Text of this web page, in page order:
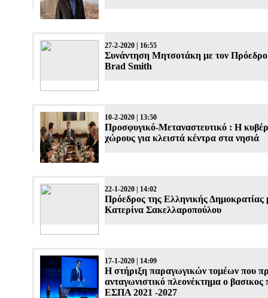
27-2-2020 | 16:55
Συνάντηση Μητσοτάκη με τον
Brad Smith
10-2-2020 | 13:50
Προσφυγικό-Μεταναστευτικό : Η
χώρους για κλειστά κέντρα στα νησιά
22-1-2020 | 14:02
Πρόεδρος της Ελληνικής
Κατερίνα Σακελλαροπούλου
17-1-2020 | 14:09
Η στήριξη παραγωγικών τομέων που
ανταγωνιστικό πλεονέκτημα ο βασικος
ΕΣΠΑ 2021 -2027